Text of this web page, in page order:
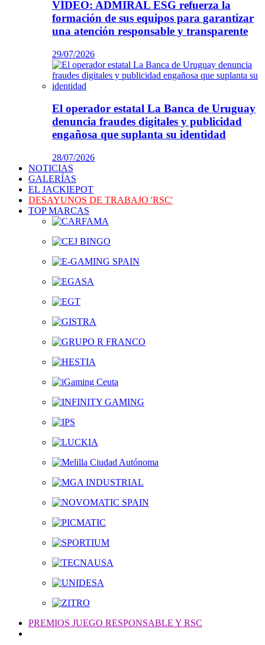
VÍDEO: ADMIRAL ESG refuerza la
formación de sus equipos para garantizar
una atención responsable y transparente
29/07/2026
El operador estatal La Banca de Uruguay
denuncia fraudes digitales y publicidad
engañosa que suplanta su identidad
28/07/2026
NOTICIAS
GALERÍAS
EL JACKIEPOT
DESAYUNOS DE TRABAJO 'RSC'
TOP MARCAS
PREMIOS JUEGO RESPONSABLE Y RSC